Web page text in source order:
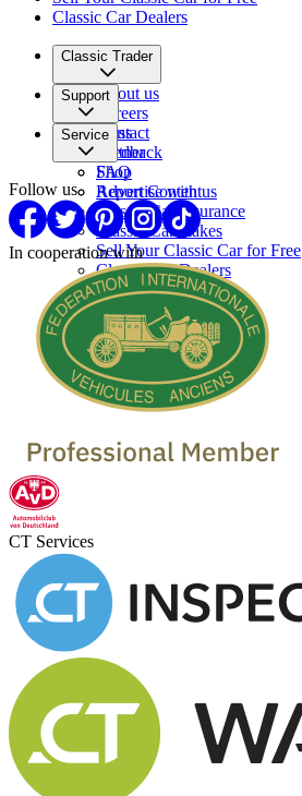
Classic Car Dealers
Classic Trader
About us
Careers
Press
Partner
Support
Contact
Feedback
FAQ
Report Content
Service
Shop
Advertise with us
Classic Car Insurance
Classic Car makes
Sell Your Classic Car for Free
Classic Car Dealers
Follow us
In cooperation with
CT Services